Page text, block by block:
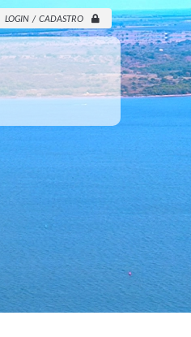
LOGIN / CADASTRO